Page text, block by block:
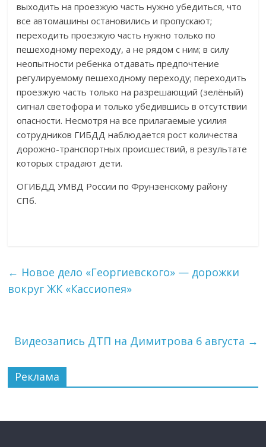
выходить на проезжую часть нужно убедиться, что
все автомашины остановились и пропускают;
переходить проезжую часть нужно только по
пешеходному переходу, а не рядом с ним; в силу
неопытности ребенка отдавать предпочтение
регулируемому пешеходному переходу; переходить
проезжую часть только на разрешающий (зелёный)
сигнал светофора и только убедившись в отсутствии
опасности. Несмотря на все прилагаемые усилия
сотрудников ГИБДД наблюдается рост количества
дорожно-транспортных происшествий, в результате
которых страдают дети.
ОГИБДД УМВД России по Фрунзенскому району
СПб.
← Новое дело «Георгиевского» — дорожки
вокруг ЖК «Кассиопея»
Видеозапись ДТП на Димитрова 6 августа →
Реклама